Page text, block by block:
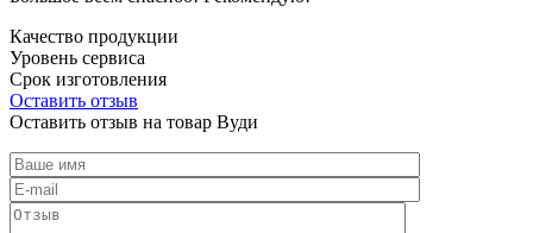
Качество продукции
Уровень сервиса
Срок изготовления
Оставить отзыв
Оставить отзыв на товар Вуди